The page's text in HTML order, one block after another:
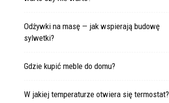
Odżywki na masę — jak wspierają budowę
sylwetki?
Gdzie kupić meble do domu?
W jakiej temperaturze otwiera się termostat?